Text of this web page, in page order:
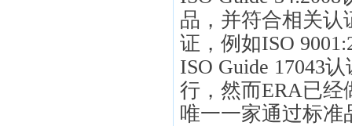
品，并符合相关认
证，例如ISO
ISO Guide 17043认
行，然而ERA已经
唯一一家通过标准